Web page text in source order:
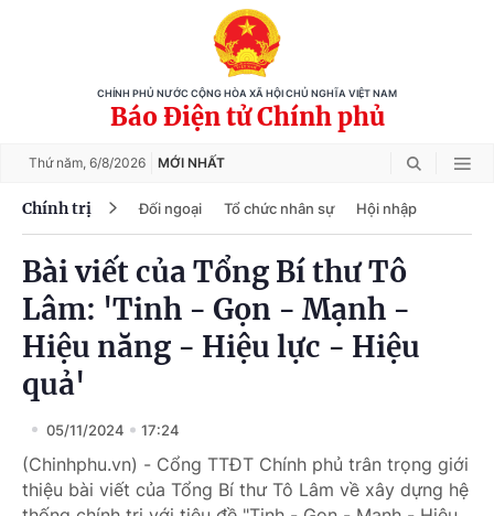
CHÍNH PHỦ NƯỚC CỘNG HÒA XÃ HỘI CHỦ NGHĨA VIỆT NAM
Báo Điện tử Chính phủ
Thứ năm, 6/8/2026 MỚI NHẤT
Chính trị Đối ngoại Tổ chức nhân sự Hội nhập
Bài viết của Tổng Bí thư Tô
Lâm: 'Tinh - Gọn - Mạnh -
Hiệu năng - Hiệu lực - Hiệu
quả'
05/11/2024 17:24
(Chinhphu.vn) - Cổng TTĐT Chính phủ trân trọng giới
thiệu bài viết của Tổng Bí thư Tô Lâm về xây dựng hệ